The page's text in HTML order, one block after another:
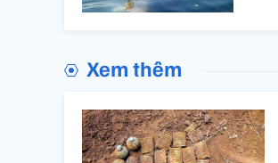
Xem thêm